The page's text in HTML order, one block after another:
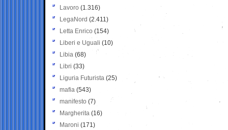
Lavoro (1.316)
LegaNord (2.411)
Letta Enrico (154)
Liberi e Uguali (10)
Libia (68)
Libri (33)
Liguria Futurista (25)
mafia (543)
manifesto (7)
Margherita (16)
Maroni (171)